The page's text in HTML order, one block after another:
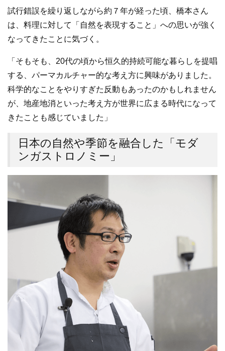
試行錯誤を繰り返しながら約７年が経った頃、橋本さん
は、料理に対して「自然を表現すること」への思いが強く
なってきたことに気づく。
「そもそも、20代の頃から恒久的持続可能な暮らしを提唱
する、パーマカルチャー的な考え方に興味がありました。
科学的なことをやりすぎた反動もあったのかもしれません
が、地産地消といった考え方が世界に広まる時代になって
きたことも感じていました」
日本の自然や季節を融合した「モダ
ンガストロノミー」